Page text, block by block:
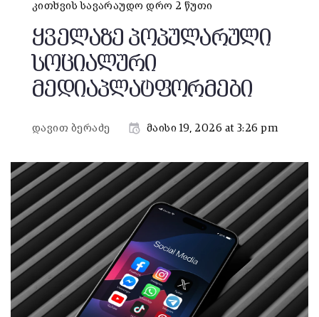
კითხვის სავარაუდო დრო 2 წუთი
ყველაზე პოპულარული
სოციალური
მედიაპლატფორმები
დავით ბერაძე მაისი 19, 2026 at 3:26 pm